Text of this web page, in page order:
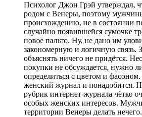
Психолог Джон Грэй утверждал,
родом с Венеры, поэтому
происхождению, не в состоянии
случайно появившейся сумочке
новое пальто. Ну, не дано им
закономерную и логичную связь.
объяснять ничего не придётся.
покупки не обсуждается, нужно
определиться с цветом и фасоном.
женский журнал и понадобится.
рубрик интернет-журнала чётко
особых женских интересов.
территории Венеры делать нечего.